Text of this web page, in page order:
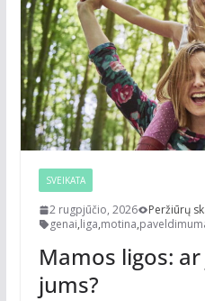
SVEIKATA
2 rugpjūčio, 2026
Peržiūrų
genai,liga,motina,
Mamos ligos:
jums?